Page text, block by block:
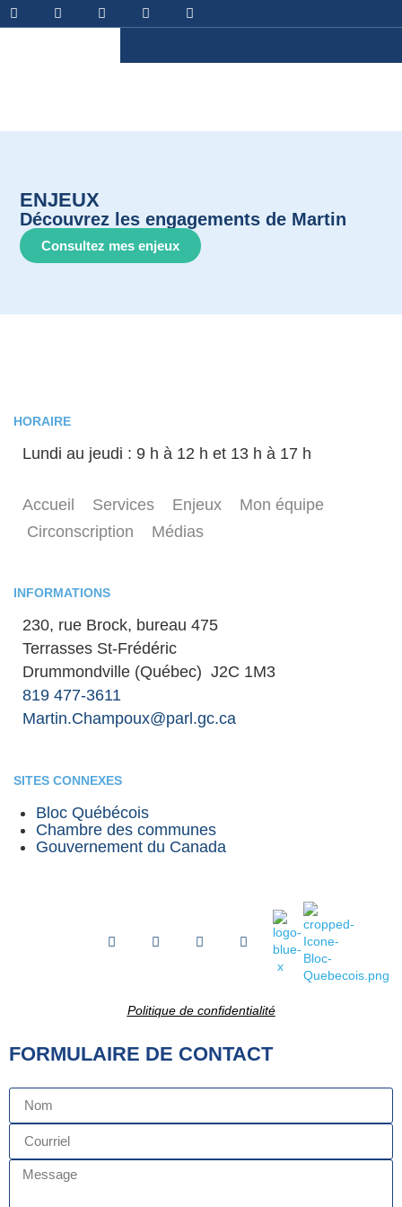
ENJEUX
Découvrez les engagements de Martin
Consultez mes enjeux
SITES CONNEXES
Bloc Québécois
Chambre des communes
Gouvernement du Canada
INFORMATIONS
230, rue Brock, bureau 475
Terrasses St-Frédéric
Drummondville (Québec) J2C 1M3
819 477-3611
Martin.Champoux@parl.gc.ca
HORAIRE
Lundi au jeudi : 9 h à 12 h et 13 h à 17 h
Accueil Services Enjeux
Mon équipe
Circonscription
Médias
Politique de confidentialité
FORMULAIRE DE CONTACT